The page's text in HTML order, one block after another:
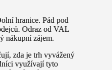
hranice. Pád pod
Odraz od VAL
nákupní zájem.
zda je trh vyvážený
využívají tyto